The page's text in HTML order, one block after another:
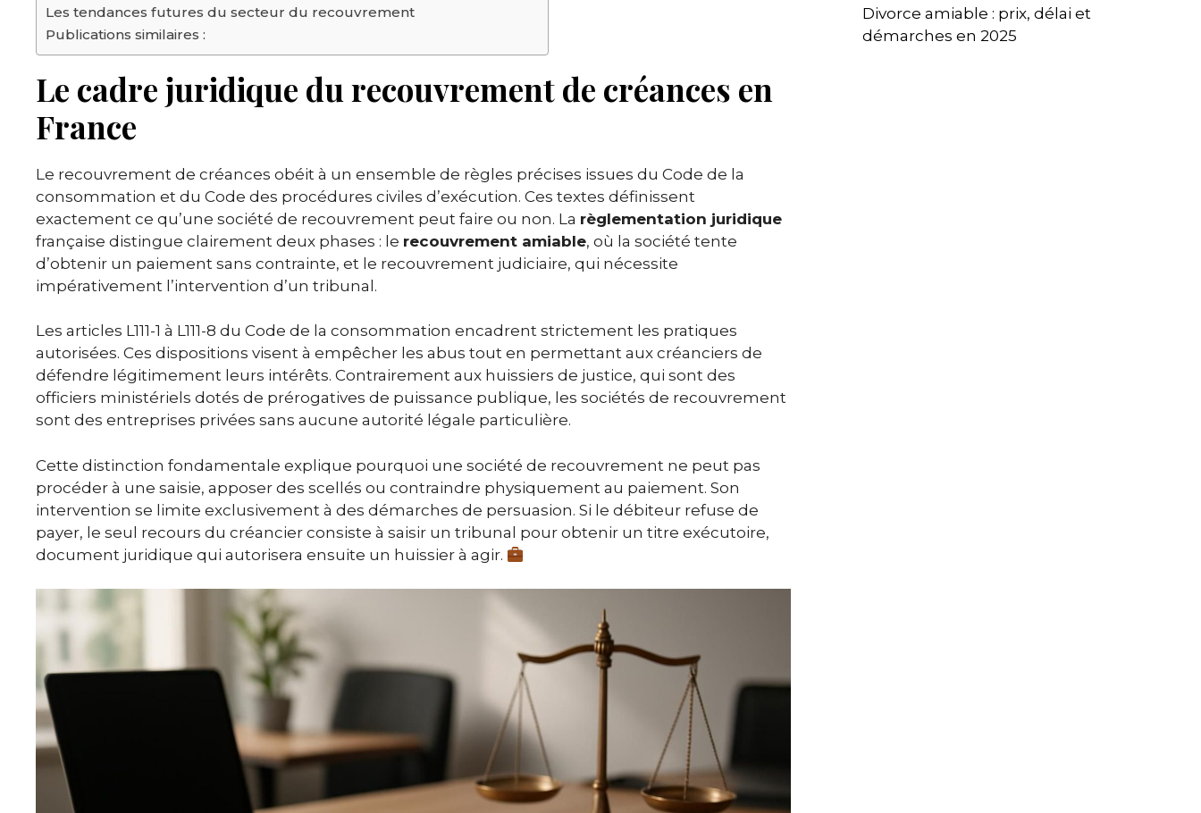
Les tendances futures du secteur du recouvrement
Publications similaires :
Le cadre juridique du recouvrement de créances en
France
Le recouvrement de créances obéit à un ensemble de règles précises issues du Code de la
consommation et du Code des procédures civiles d’exécution. Ces textes définissent
exactement ce qu’une société de recouvrement peut faire ou non. La règlementation juridique
française distingue clairement deux phases : le recouvrement amiable, où la société tente
d’obtenir un paiement sans contrainte, et le recouvrement judiciaire, qui nécessite
impérativement l’intervention d’un tribunal.
Les articles L111-1 à L111-8 du Code de la consommation encadrent strictement les pratiques
autorisées. Ces dispositions visent à empêcher les abus tout en permettant aux créanciers de
défendre légitimement leurs intérêts. Contrairement aux huissiers de justice, qui sont des
officiers ministériels dotés de prérogatives de puissance publique, les sociétés de recouvrement
sont des entreprises privées sans aucune autorité légale particulière.
Cette distinction fondamentale explique pourquoi une société de recouvrement ne peut pas
procéder à une saisie, apposer des scellés ou contraindre physiquement au paiement. Son
intervention se limite exclusivement à des démarches de persuasion. Si le débiteur refuse de
payer, le seul recours du créancier consiste à saisir un tribunal pour obtenir un titre exécutoire,
document juridique qui autorisera ensuite un huissier à agir.
Divorce amiable : prix, délai et
démarches en 2025